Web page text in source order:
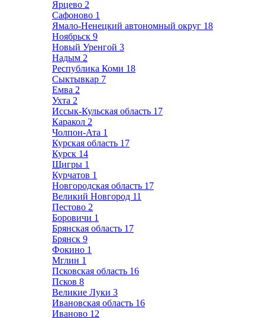
Ярцево 2
Сафоново 1
Ямало-Ненецкий автономный округ 18
Ноябрьск 9
Новый Уренгой 3
Надым 2
Республика Коми 18
Сыктывкар 7
Емва 2
Ухта 2
Иссык-Кульская область 17
Каракол 2
Чолпон-Ата 1
Курская область 17
Курск 14
Щигры 1
Курчатов 1
Новгородская область 17
Великий Новгород 11
Пестово 2
Боровичи 1
Брянская область 17
Брянск 9
Фокино 1
Мглин 1
Псковская область 16
Псков 8
Великие Луки 3
Ивановская область 16
Иваново 12